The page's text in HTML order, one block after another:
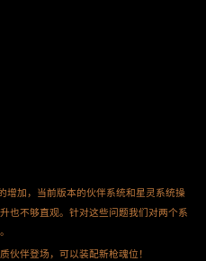
增加，当前版本的伙伴系统和星灵系统操
也不够直观。针对这些问题我们对两个系
伙伴登场，可以装配新枪魂位！